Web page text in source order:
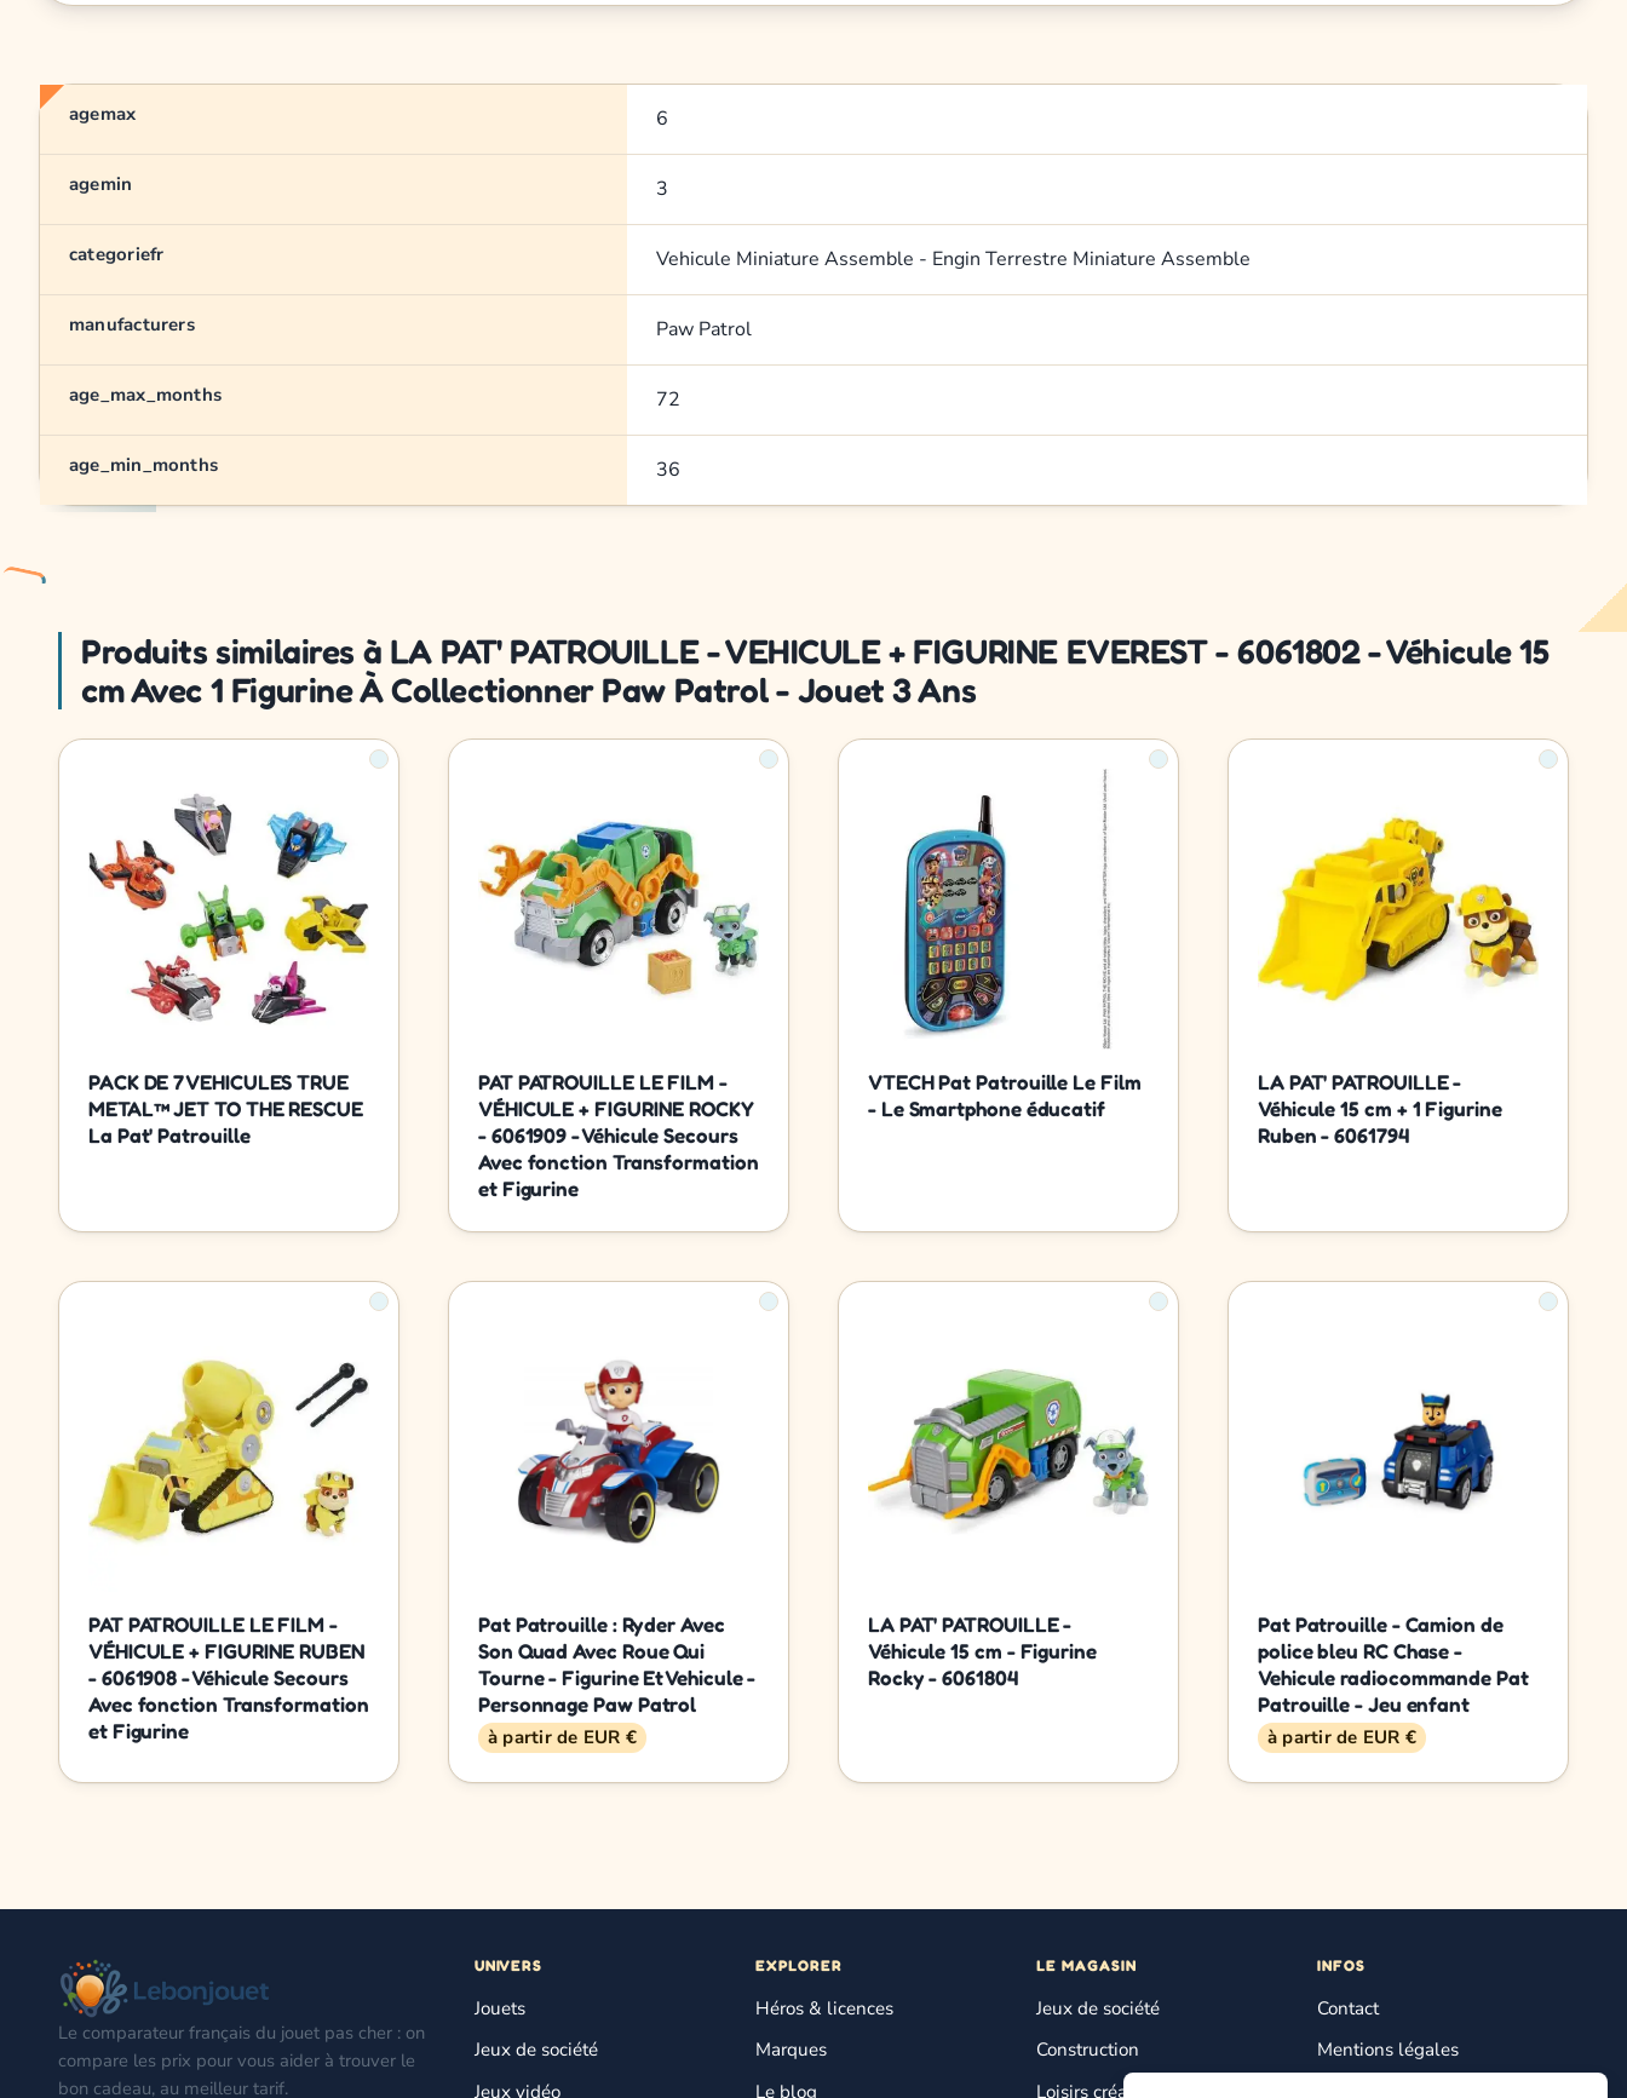
agemax 6
agemin 3
categoriefr Vehicule Miniature Assemble - Engin Terrestre Miniature Assemble
manufacturers Paw Patrol
age_max_months 72
age_min_months 36
Produits similaires à LA PAT' PATROUILLE - VEHICULE + FIGURINE EVEREST - 6061802 - Véhicule 15
cm Avec 1 Figurine À Collectionner Paw Patrol - Jouet 3 Ans
PACK DE 7 VEHICULES TRUE
METAL™ JET TO THE RESCUE
La Pat' Patrouille
PAT PATROUILLE LE FILM -
VÉHICULE + FIGURINE ROCKY
- 6061909 - Véhicule Secours
Avec fonction Transformation
et Figurine
VTECH Pat Patrouille Le Film
- Le Smartphone éducatif
LA PAT' PATROUILLE -
Véhicule 15 cm + 1 Figurine
Ruben - 6061794
PAT PATROUILLE LE FILM -
VÉHICULE + FIGURINE RUBEN
- 6061908 - Véhicule Secours
Avec fonction Transformation
et Figurine
Pat Patrouille : Ryder Avec
Son Quad Avec Roue Qui
Tourne - Figurine Et Vehicule -
Personnage Paw Patrol
à partir de EUR €
LA PAT' PATROUILLE -
Véhicule 15 cm - Figurine
Rocky - 6061804
Pat Patrouille - Camion de
police bleu RC Chase -
Vehicule radiocommande Pat
Patrouille - Jeu enfant
à partir de EUR €
Le comparateur français du jouet pas cher : on
compare les prix pour vous aider à trouver le
bon cadeau, au meilleur tarif.
UNIVERS
Jouets
Jeux de société
Jeux vidéo
EXPLORER
Héros & licences
Marques
Le blog
LE MAGASIN
Jeux de société
Construction
Loisirs créatifs
INFOS
Contact
Mentions légales